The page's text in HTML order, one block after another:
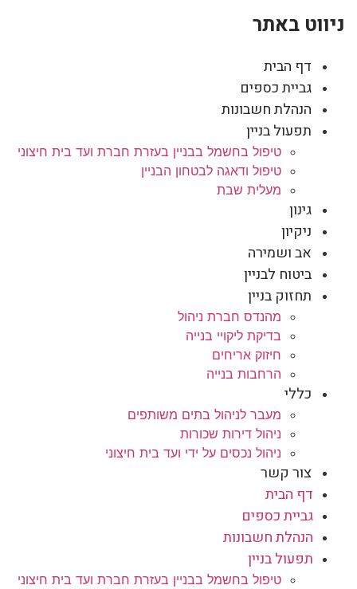
ניווט באתר
דף הבית
גביית כספים
הנהלת חשבונות
תפעול בניין
טיפול בחשמל בבניין בעזרת חברת ועד בית חיצוני
טיפול ודאגה לבטחון הבניין
מעלית שבת
גינון
ניקיון
אב ושמירה
ביטוח לבניין
תחזוק בניין
מהנדס חברת ניהול
בדיקת ליקויי בנייה
חיזוק אריחים
הרחבות בנייה
כללי
מעבר לניהול בתים משותפים
ניהול דירות שכורות
ניהול נכסים על ידי ועד בית חיצוני
צור קשר
דף הבית
גביית כספים
הנהלת חשבונות
תפעול בניין
טיפול בחשמל בבניין בעזרת חברת ועד בית חיצוני